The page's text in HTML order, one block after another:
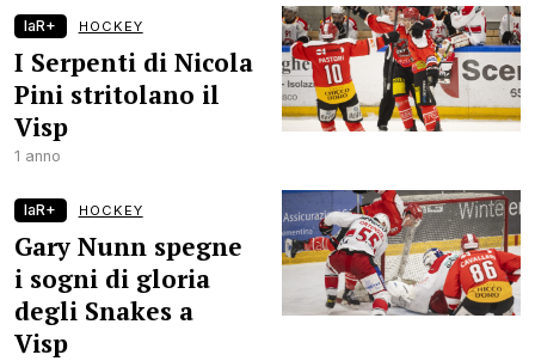
laR+ HOCKEY
I Serpenti di Nicola
Pini stritolano il
Visp
1 anno
laR+ HOCKEY
Gary Nunn spegne
i sogni di gloria
degli Snakes a
Visp